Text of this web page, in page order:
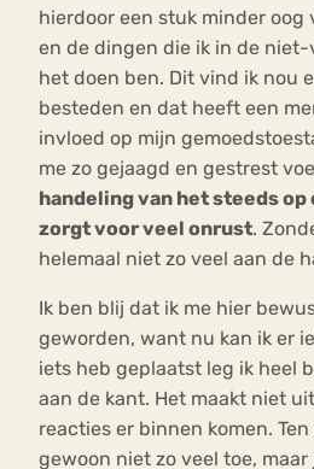
hierdoor een stuk minder oog
en de dingen die ik in de
het doen ben. Dit vind ik nou
besteden en dat heeft een
invloed op mijn
me zo gejaagd en gestrest
handeling van het steeds
zorgt voor veel onrust.
helemaal niet zo veel aan de
Ik ben blij dat ik me hier
geworden, want nu kan ik er
iets heb geplaatst leg ik heel
aan de kant. Het maakt niet
reacties er binnen komen.
gewoon niet zo veel toe,